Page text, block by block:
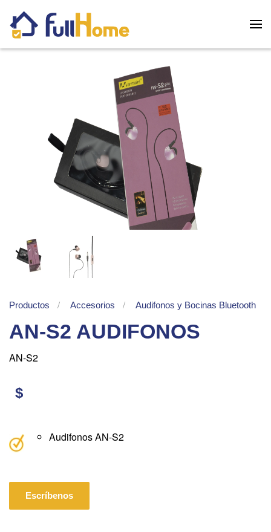
Skip to main content
Productos Accesorios Audifonos y Bocinas Bluetooth
AN-S2 AUDIFONOS
AN-S2
$
Audifonos AN-S2
Escríbenos